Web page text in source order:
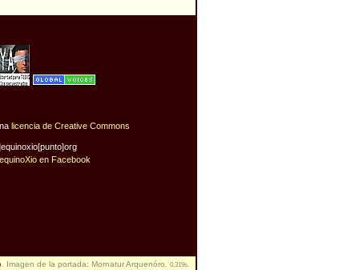
licencia de Creative Commons
equinoXio en Facebook
. Imagen de la portada: Mornatur Arquenóro. 0,319s.